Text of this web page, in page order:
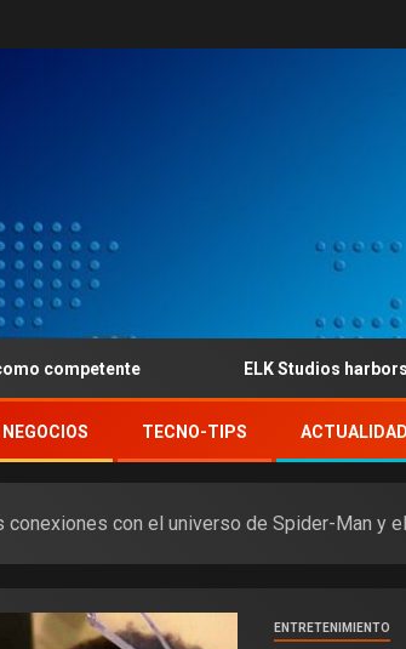
ELK Studios harbors attract
TECNO-TIPS ACTUALIDAD
conexiones con el universo de Spider-Man y
ENTRETENIMIENTO